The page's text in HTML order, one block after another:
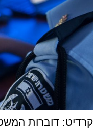
קרדיט: דוברות